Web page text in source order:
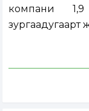
компани 1,9
зургаадугаарт